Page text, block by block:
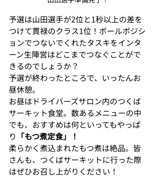
予選は山田選手が2位と1秒以上の差を
つけて貫禄のクラス1位！ポールポジシ
ョンでつないでくれたタスキをインタ
ーン生陣営はどこまでつなぐことがで
きるのでしょうか？
予選が終わったところで、いったんお
昼休憩。
お昼はドライバーズサロン内のつくば
サーキット食堂。数あるメニューの中
でも、おすすめは何といってもやっぱ
り 「もつ煮定食」！
柔らかく煮込まれたもつ煮は絶品。皆
さんも、つくばサーキットに行った際
はぜひお召し上がりください！